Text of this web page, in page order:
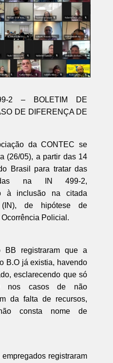
2 – BOLETIM DE
DE DIFERENÇA DE
da CONTEC se
(26/05), a partir das 14
Brasil para tratar das
na IN 499-2,
à inclusão na citada
(IN), de hipótese de
Policial.
BB registraram que a
B.O já existia, havendo
esclarecendo que só
nos casos de não
da falta de recursos,
consta nome de
registraram